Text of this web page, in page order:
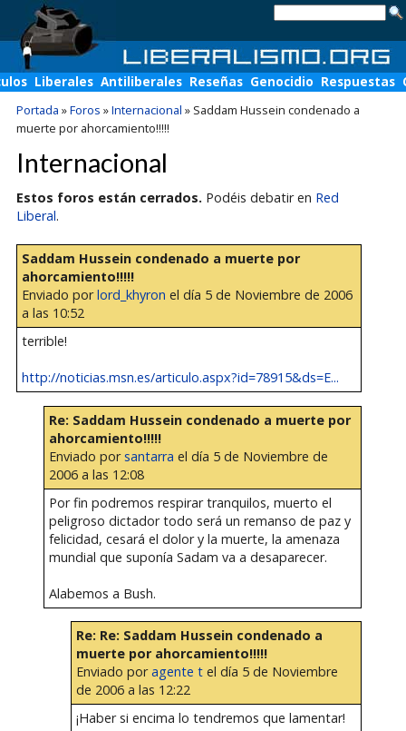
Liberales Antiliberales Reseñas Genocidio Respuestas
Portada »Foros »Internacional » Saddam Hussein condenado a
muerte por ahorcamiento!!!!!
Internacional
Estos foros están cerrados. Podéis debatir en Red
Liberal.
Saddam Hussein condenado a muerte por
ahorcamiento!!!!!
Enviado porlord_khyron el día 5 de Noviembre de 2006
a las 10:52
terrible!
http://noticias.msn.es/articulo.aspx?id=78915&ds=E...
Re: Saddam Hussein condenado a muerte por
ahorcamiento!!!!!
Enviado porsantarra el día 5 de Noviembre de
2006 a las 12:08
Por fin podremos respirar tranquilos, muerto el
peligroso dictador todo será un remanso de paz y
felicidad, cesará el dolor y la muerte, la amenaza
mundial que suponía Sadam va a desaparecer.
Alabemos a Bush.
Re: Re: Saddam Hussein condenado a
muerte por ahorcamiento!!!!!
Enviado poragente tel día 5 de Noviembre
de 2006 a las 12:22
¡Haber si encima lo tendremos que lamentar!